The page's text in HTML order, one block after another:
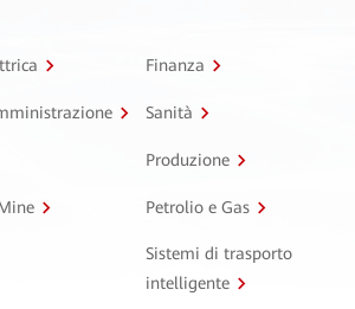
Finanza
Sanità
Produzione
Petrolio e Gas
Sistemi di trasporto
intelligente